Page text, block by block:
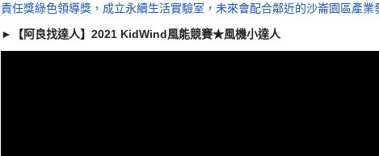
責任獎綠色領導獎，成立永續生活實驗室，未來會配合鄰近的沙崙園區產
►【阿良找達人】2021 KidWind風能競賽★風機小達人